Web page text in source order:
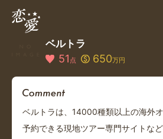
ベルトラ
51 点 650万円
ベルトラは、14000種類以上の海外
予約できる現地ツアー専門サイトな